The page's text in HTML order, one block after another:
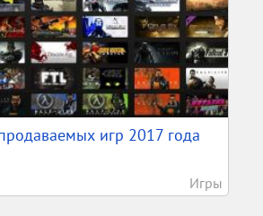
игр 2017 года
Игры